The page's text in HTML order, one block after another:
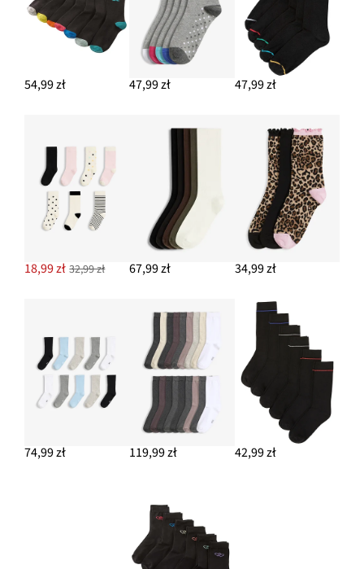
54,99 zł 47,99 zł 47,99 zł
18,99 zł 32,99 zł 67,99 zł 34,99 zł
74,99 zł 119,99 zł 42,99 zł